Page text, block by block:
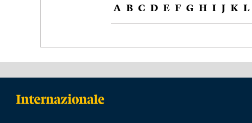
A B C D E F G H I J K L